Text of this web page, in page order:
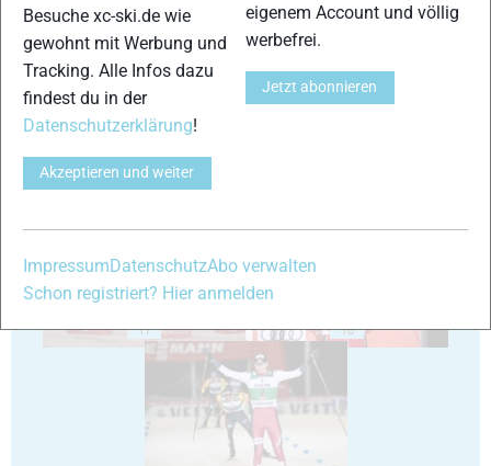
13 14
15
17 18
Besuche xc-ski.de wie
gewohnt mit Werbung und
Tracking. Alle Infos dazu
findest du in der
Datenschutzerklärung!
Akzeptieren und weiter
eigenem Account und völlig
werbefrei.
Jetzt abonnieren
Impressum DatenschutzAbo verwalten
Schon registriert? Hier anmelden